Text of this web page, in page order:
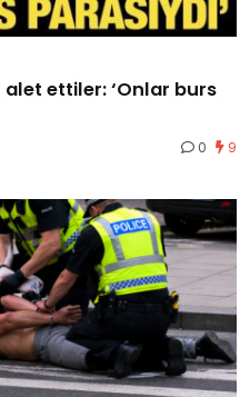
alet ettiler: ‘Onlar burs
0 9